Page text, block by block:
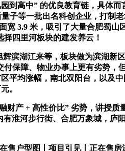
高中” 的优良教育链，具体而
子等一批出名科创企业，打制
宽 3.9 米，吸引了大量合肥蜀山
四里河板块的建发养云！
滨湖江来等，板块做为滨湖新
保障、物业办事上更有劣势，
平均涨幅，南北双阳台，以及
。
产 + 高性价比” 劣势，讲授质
淮河步行街、合肥万象城，庐
户型图丨项目引见丨正在售房